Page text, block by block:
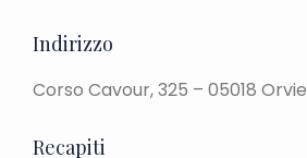
Indirizzo
Corso Cavour, 325 – 05018
Recapiti